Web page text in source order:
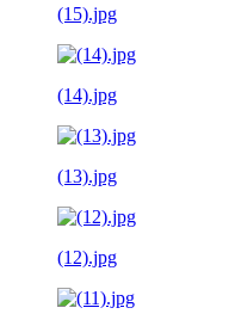
(15).jpg
(14).jpg
(13).jpg
(12).jpg